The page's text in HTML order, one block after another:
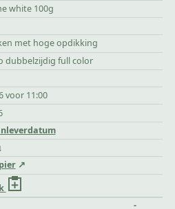
white 100g
met hoge opdikking
dubbelzijdig full color
voor 11:00
-